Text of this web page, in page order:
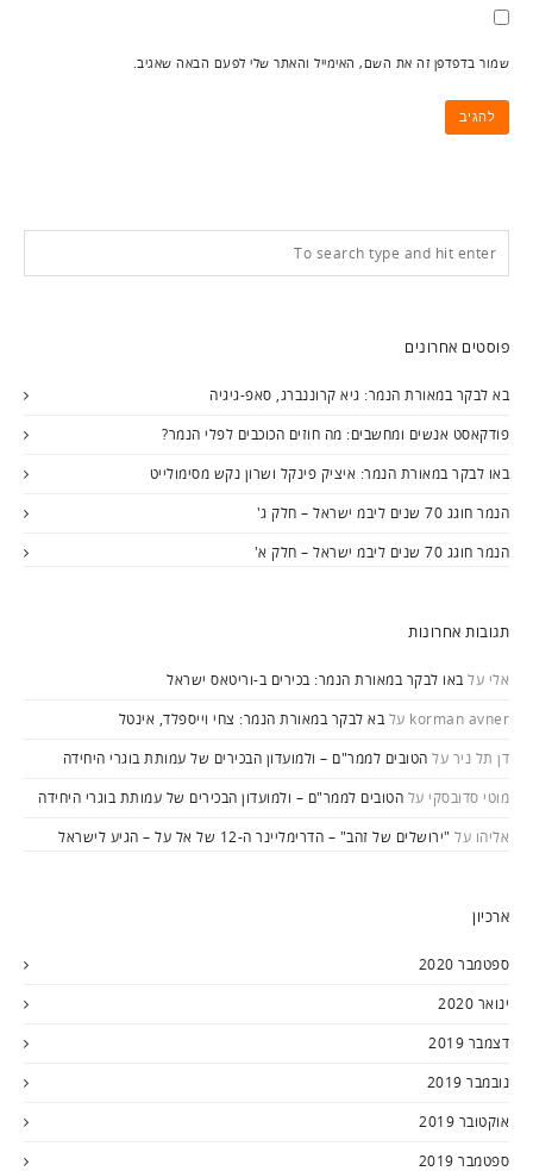
שמור בדפדפן זה את השם, האימייל והאתר שלי לפעם הבאה שאגיב.
פוסטים אחרונים
בא לבקר במאורת הנמר: גיא קרוננברג, סאפ-גיגיה
פודקאסט אנשים ומחשבים: מה חוזים הכוכבים לפלי הנמר?
באו לבקר במאורת הנמר: איציק פינקל ושרון נקש מסימולייט
הנמר חוגג 70 שנים ליבמ ישראל – חלק ג'
הנמר חוגג 70 שנים ליבמ ישראל – חלק א'
תגובות אחרונות
אלי עלבאו לבקר במאורת הנמר: בכירים ב-וריטאס ישראל
korman avner עלבא לבקר במאורת הנמר: צחי וייספלד, אינטל
דן תל ניר על הטובים לממר"ם – ולמועדון הבכירים של עמותת בוגרי היחידה
מוטי סדובסקי על הטובים לממר"ם – ולמועדון הבכירים של עמותת בוגרי היחידה
אליהו על "ירושלים של זהב" – הדרימליינר ה-12 של אל על – הגיע לישראל
ארכיון
ספטמבר 2020
ינואר 2020
דצמבר 2019
נובמבר 2019
אוקטובר 2019
ספטמבר 2019